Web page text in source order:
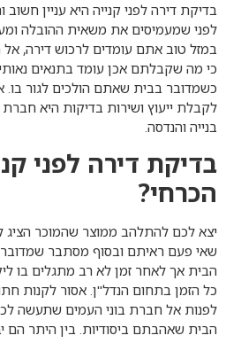
בדיקת דירה לפני קנייה היא עניין חשוב
לפני שמעמיסים את משאית ההובלה
במזל טוב אתם עומדים לרכוש דירה,
כי מה שקבלתם אכן עומד בתנאים
כשמדובר בבית שאתם הולכים לגור
לקבלת ייעוץ ושירות בדיקות היא
בנייה והנדסה.
בדיקת דירה לפני
הכרחי?
יצא לכם להתלהב ממוצר שהמוכר הציג
שאי פעם ראיתם ובסוף מסתבר
הבית אך לאחר זמן לא רב מתגלים בו
כל הזמן בתחום הנדל"ן. אסור לקנות
לפנות אל חברת בוני העמים שתעשה
הבית שאהבתם ביסודיות. בין היתר הם